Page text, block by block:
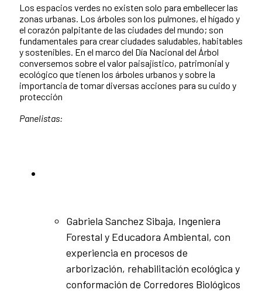
Los espacios verdes no existen solo para embellecer las
zonas urbanas. Los árboles son los pulmones, el hígado y
el corazón palpitante de las ciudades del mundo; son
fundamentales para crear ciudades saludables, habitables
y sostenibles. En el marco del Día Nacional del Árbol
conversemos sobre el valor paisajístico, patrimonial y
ecológico que tienen los árboles urbanos y sobre la
importancia de tomar diversas acciones para su cuido y
protección
Panelistas:
Gabriela Sanchez Sibaja, Ingeniera
Forestal y Educadora Ambiental, con
experiencia en procesos de
arborización, rehabilitación ecológica y
conformación de Corredores Biológicos